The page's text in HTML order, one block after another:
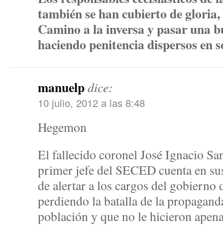
también se han cubierto de
Camino a la inversa y pasar una
haciendo penitencia dispersos en
manuelpdice:
10 julio, 2012 a las 8:48
Hegemon
El fallecido coronel José Ignacio
primer jefe del SECED cuenta en
de alertar a los cargos del gobierno
perdiendo la batalla de la
población y que no le hicieron